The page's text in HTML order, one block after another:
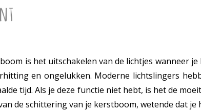
is het uitschakelen van de lichtjes wanneer
en ongelukken. Moderne lichtslingers
tijd. Als je deze functie niet hebt, is het de
de schittering van je kerstboom, wetende dat je